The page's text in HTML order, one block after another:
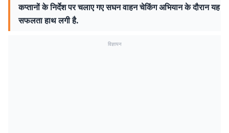
कप्तानों के निर्देश पर चलाए गए सघन वाहन चेकिंग अभियान के दौरान यह
सफलता हाथ लगी है.
विज्ञापन